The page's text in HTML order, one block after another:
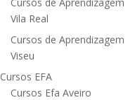
Vila Real
Cursos de Aprendizagem
Viseu
Cursos EFA
Cursos Efa Aveiro